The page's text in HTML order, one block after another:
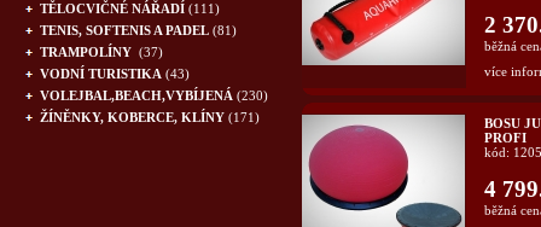
TĚLOCVIČNÉ NÁŘADÍ (111)
TENIS, SOFTENIS A PADEL (81)
TRAMPOLÍNY (37)
VODNÍ TURISTIKA (43)
VOLEJBAL,BEACH,VYBÍJENÁ (230)
ŽÍNĚNKY, KOBERCE, KLÍNY (171)
2
běžná
více
BOSU
PROFI
kód:
4
běžná